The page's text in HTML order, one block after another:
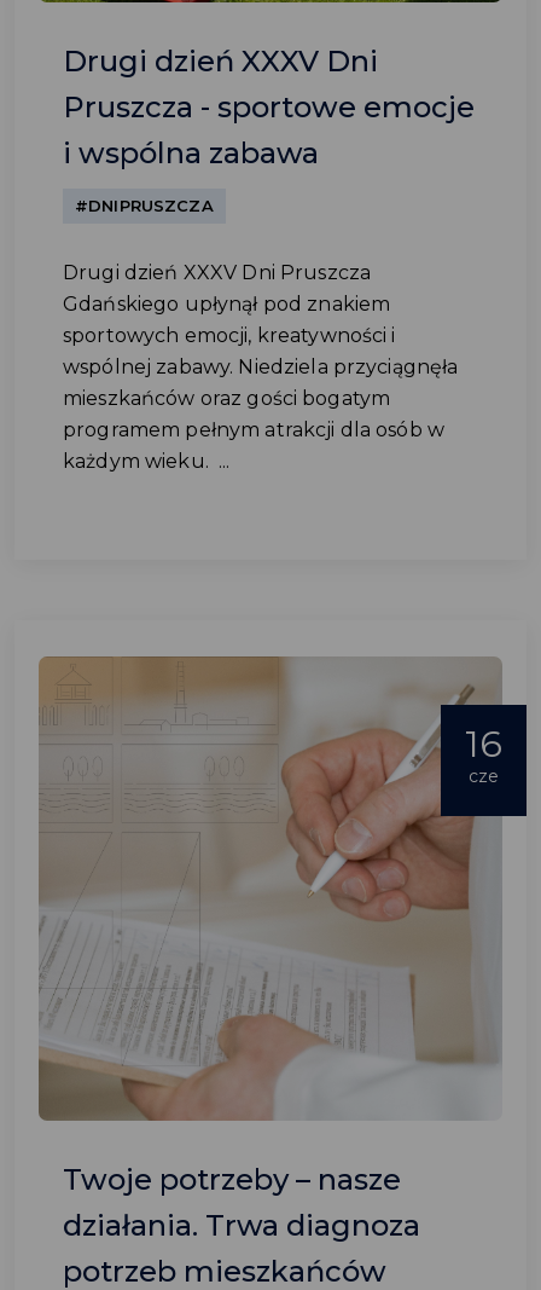
Drugi dzień XXXV Dni
Pruszcza - sportowe emocje
i wspólna zabawa
#DNIPRUSZCZA
Drugi dzień XXXV Dni Pruszcza
Gdańskiego upłynął pod znakiem
sportowych emocji, kreatywności i
wspólnej zabawy. Niedziela przyciągnęła
mieszkańców oraz gości bogatym
programem pełnym atrakcji dla osób w
każdym wieku. ...
16
cze
Twoje potrzeby – nasze
działania. Trwa diagnoza
potrzeb mieszkańców